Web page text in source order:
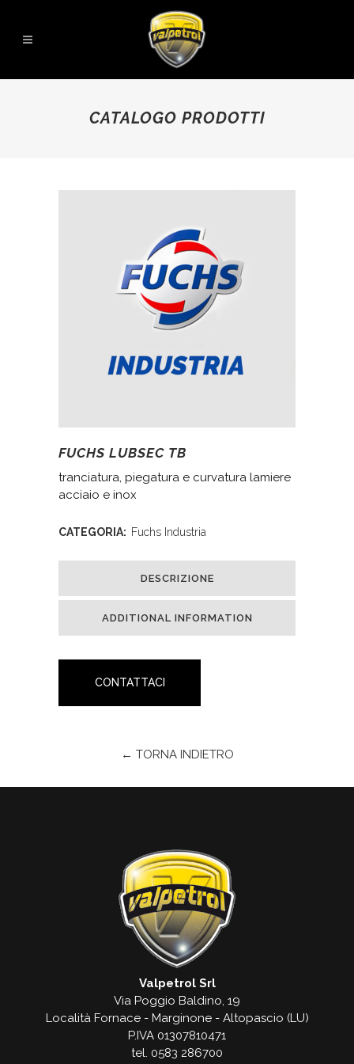
CATALOGO PRODOTTI
FUCHS LUBSEC TB
tranciatura, piegatura e curvatura lamiere
acciaio e inox
CATEGORIA: Fuchs Industria
DESCRIZIONE
ADDITIONAL INFORMATION
CONTATTACI
← TORNA INDIETRO
Valpetrol Srl
Via Poggio Baldino, 19
Località Fornace - Marginone - Altopascio (LU)
P.IVA 01307810471
tel. 0583 286700